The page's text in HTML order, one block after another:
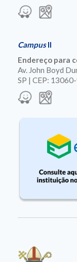
CampusII
Endereço para
Av. John Boyd
SP | CEP: